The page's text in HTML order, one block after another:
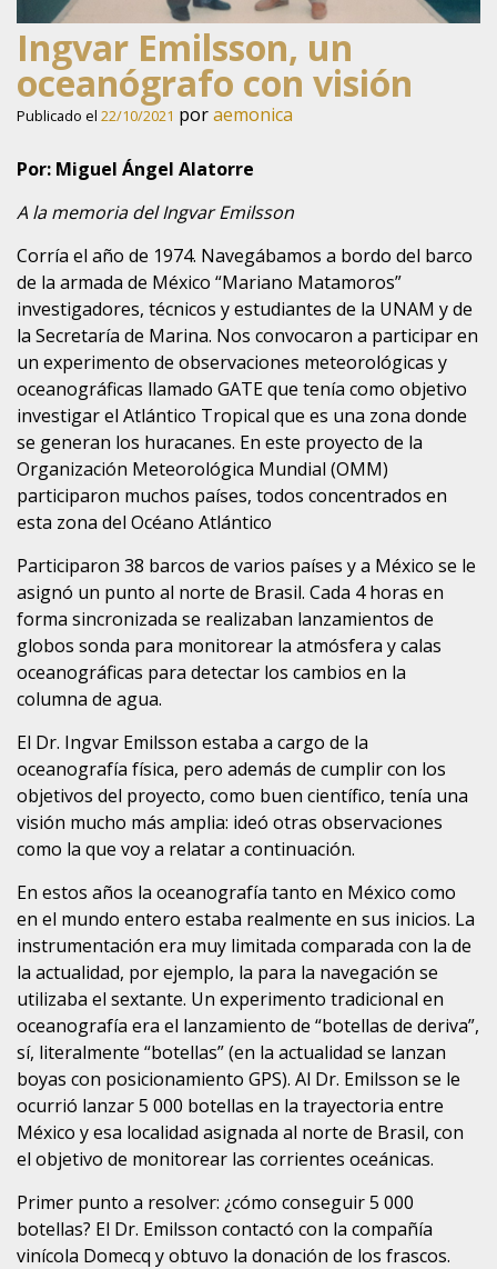
Ingvar Emilsson, un
oceanógrafo con visión
Publicado el 22/10/2021 poraemonica
Por: Miguel Ángel Alatorre
A la memoria del Ingvar Emilsson
Corría el año de 1974. Navegábamos a bordo del barco
de la armada de México “Mariano Matamoros”
investigadores, técnicos y estudiantes de la UNAM y de
la Secretaría de Marina. Nos convocaron a participar en
un experimento de observaciones meteorológicas y
oceanográficas llamado GATE que tenía como objetivo
investigar el Atlántico Tropical que es una zona donde
se generan los huracanes. En este proyecto de la
Organización Meteorológica Mundial (OMM)
participaron muchos países, todos concentrados en
esta zona del Océano Atlántico
Participaron 38 barcos de varios países y a México se le
asignó un punto al norte de Brasil. Cada 4 horas en
forma sincronizada se realizaban lanzamientos de
globos sonda para monitorear la atmósfera y calas
oceanográficas para detectar los cambios en la
columna de agua.
El Dr. Ingvar Emilsson estaba a cargo de la
oceanografía física, pero además de cumplir con los
objetivos del proyecto, como buen científico, tenía una
visión mucho más amplia: ideó otras observaciones
como la que voy a relatar a continuación.
En estos años la oceanografía tanto en México como
en el mundo entero estaba realmente en sus inicios. La
instrumentación era muy limitada comparada con la de
la actualidad, por ejemplo, la para la navegación se
utilizaba el sextante. Un experimento tradicional en
oceanografía era el lanzamiento de “botellas de deriva”,
sí, literalmente “botellas” (en la actualidad se lanzan
boyas con posicionamiento GPS). Al Dr. Emilsson se le
ocurrió lanzar 5 000 botellas en la trayectoria entre
México y esa localidad asignada al norte de Brasil, con
el objetivo de monitorear las corrientes oceánicas.
Primer punto a resolver: ¿cómo conseguir 5 000
botellas? El Dr. Emilsson contactó con la compañía
vinícola Domecq y obtuvo la donación de los frascos.